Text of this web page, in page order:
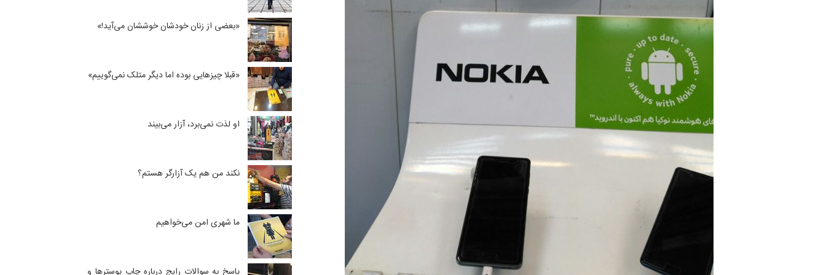
«بعضی از زنان خودشان خوششان می‌آید!»
«قبلا چیزهایی بوده اما دیگر متلک نمی‌گوییم»
او لذت نمی‌برد، آزار می‌بیند
نکند من هم یک آزارگر هستم؟
ما شهری امن می‌خواهیم
پاسخ به سوالات رایج درباره چاپ پوسترها و